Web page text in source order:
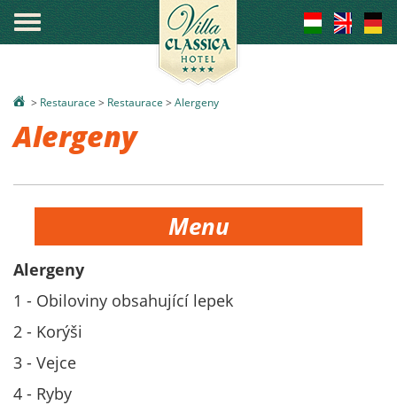
° > Restaurace > Restaurace > Alergeny
Alergeny
Menu
Alergeny
1 - Obiloviny obsahující lepek
2 - Korýši
3 - Vejce
4 - Ryby